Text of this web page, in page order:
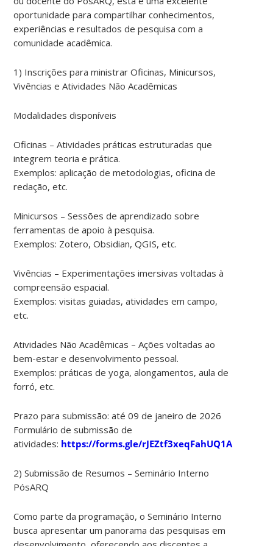
oportunidade para compartilhar conhecimentos,
experiências e resultados de pesquisa com a
comunidade acadêmica.
1) Inscrições para ministrar Oficinas, Minicursos,
Vivências e Atividades Não Acadêmicas
Modalidades disponíveis
Oficinas – Atividades práticas estruturadas que
integrem teoria e prática.
Exemplos: aplicação de metodologias, oficina de
redação, etc.
Minicursos – Sessões de aprendizado sobre
ferramentas de apoio à pesquisa.
Exemplos: Zotero, Obsidian, QGIS, etc.
Vivências – Experimentações imersivas voltadas à
compreensão espacial.
Exemplos: visitas guiadas, atividades em campo,
etc.
Atividades Não Acadêmicas – Ações voltadas ao
bem-estar e desenvolvimento pessoal.
Exemplos: práticas de yoga, alongamentos, aula de
forró, etc.
Prazo para submissão: até 09 de janeiro de 2026
Formulário de submissão de
atividades: https://forms.gle/rJEZtf3xeqFahUQ1A
2) Submissão de Resumos – Seminário Interno
PósARQ
Como parte da programação, o Seminário Interno
busca apresentar um panorama das pesquisas em